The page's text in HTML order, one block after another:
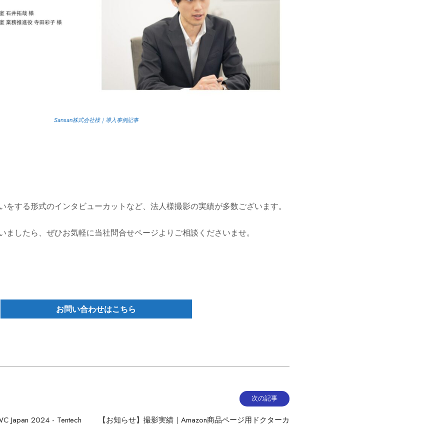
Sansan株式会社様｜導入事例記事
をする形式のインタビューカットなど、法人様撮影の実績が多数ございます。
ましたら、ぜひお気軽に当社問合せページよりご相談くださいませ。
お問い合わせはこちら
Japan 2024 - Tentech
次の記事
【お知らせ】撮影実績｜Amazon商品ページ用ドクターカ